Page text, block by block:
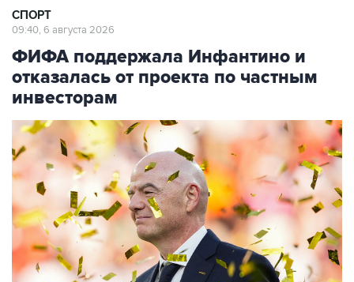
СПОРТ
09:40, 6 августа 2026
ФИФА поддержала Инфантино и
отказалась от проекта по частным
инвесторам